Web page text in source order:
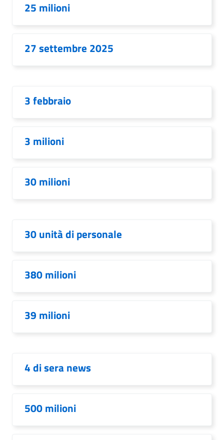
25 milioni
27 settembre 2025
3 febbraio
3 milioni
30 milioni
30 unità di personale
380 milioni
39 milioni
4 di sera news
500 milioni